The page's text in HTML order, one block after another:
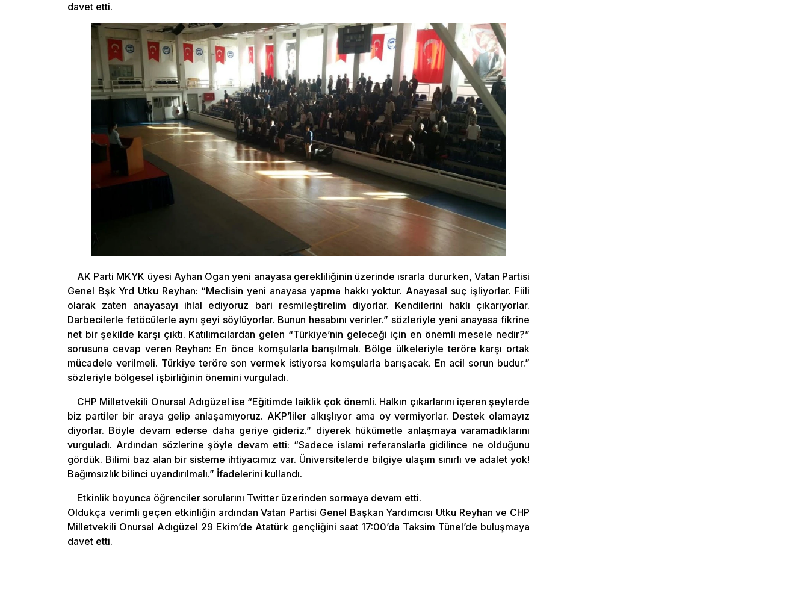
davet etti.
AK Parti MKYK üyesi Ayhan Ogan yeni anayasa gerekliliğinin üzerinde ısrarla dururken, Vatan Partisi
Genel Bşk Yrd Utku Reyhan: “Meclisin yeni anayasa yapma hakkı yoktur. Anayasal suç işliyorlar. Fiili
olarak zaten anayasayı ihlal ediyoruz bari resmileştirelim diyorlar. Kendilerini haklı çıkarıyorlar.
Darbecilerle fetöcülerle aynı şeyi söylüyorlar. Bunun hesabını verirler.” sözleriyle yeni anayasa fikrine
net bir şekilde karşı çıktı. Katılımcılardan gelen “Türkiye’nin geleceği için en önemli mesele nedir?”
sorusuna cevap veren Reyhan: En önce komşularla barışılmalı. Bölge ülkeleriyle teröre karşı ortak
mücadele verilmeli. Türkiye teröre son vermek istiyorsa komşularla barışacak. En acil sorun budur.”
sözleriyle bölgesel işbirliğinin önemini vurguladı.
CHP Milletvekili Onursal Adıgüzel ise “Eğitimde laiklik çok önemli. Halkın çıkarlarını içeren şeylerde
biz partiler bir araya gelip anlaşamıyoruz. AKP’liler alkışlıyor ama oy vermiyorlar. Destek olamayız
diyorlar. Böyle devam ederse daha geriye gideriz.” diyerek hükümetle anlaşmaya varamadıklarını
vurguladı. Ardından sözlerine şöyle devam etti: “Sadece islami referanslarla gidilince ne olduğunu
gördük. Bilimi baz alan bir sisteme ihtiyacımız var. Üniversitelerde bilgiye ulaşım sınırlı ve adalet yok!
Bağımsızlık bilinci uyandırılmalı.” İfadelerini kullandı.
Etkinlik boyunca öğrenciler sorularını Twitter üzerinden sormaya devam etti.
Oldukça verimli geçen etkinliğin ardından Vatan Partisi Genel Başkan Yardımcısı Utku Reyhan ve CHP
Milletvekili Onursal Adıgüzel 29 Ekim’de Atatürk gençliğini saat 17:00’da Taksim Tünel’de buluşmaya
davet etti.